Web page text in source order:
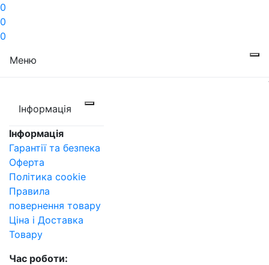
0
0
0
Меню
Інформація
Інформація
Гарантії та безпека
Оферта
Політика cookie
Правила
повернення товару
Ціна і Доставка
Товару
Час роботи: